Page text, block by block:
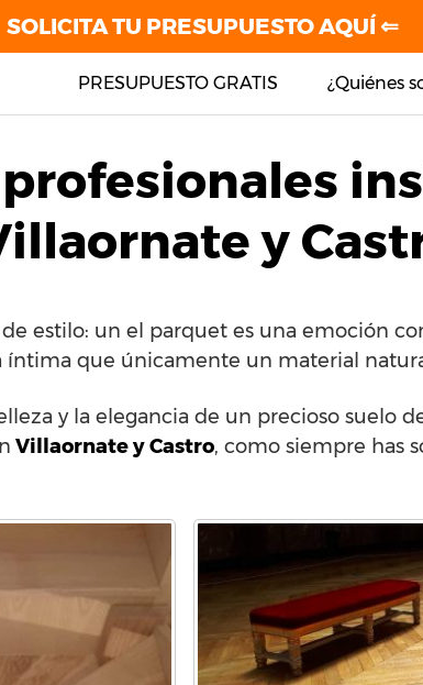
PRESUPUESTO GRATIS ¿Quiénes
y
estilo: un el parquet es una emoción
íntima que únicamente un material
y la elegancia de un precioso suelo
Villaornate y Castro, como siempre has
SOLICITA TU PRESUPUESTO AQUÍ ⇐